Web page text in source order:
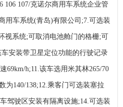
106 107/克诺尔商用车系统企业管
用车系统(青岛)有限公司;7.可选装
视系统;可取消电池舱门的格栅;可
安装带卫星定位功能的行驶记录
69km/h;11.该车选用米其林265/70
为140/138;12.乘客门可选装塞拉
驾驶区安装有隔离设施;14.可选装